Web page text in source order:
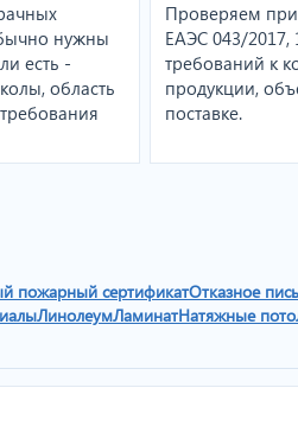
нужны
есть -
область
Проверяем
ЕАЭС 043/2017,
требований к
продукции,
поставке.
пожарный сертификатОтказное
ЛинолеумЛаминатНатяжные